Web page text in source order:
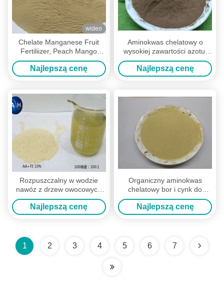
wideo
Chelate Manganese Fruit
Fertiliizer, Peach Mango
Lime Tree Fertiliser
Najlepszą cenę
Aminokwas chelatowy o
wysokiej zawartości azotu,
organiczny nawóz do drzew
owocowych
Najlepszą cenę
Rozpuszczalny w wodzie
nawóz z drzew owocowych
Aminokwasowy chelatowy
nawóz winogronowy
Najlepszą cenę
Organiczny aminokwas
chelatowy bor i cynk do
nawożenia drzew
winogronowych
Najlepszą cenę
1 2 3 4 5 6 7